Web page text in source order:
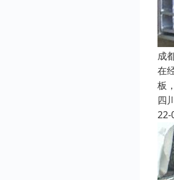
成
在
板
四
22-